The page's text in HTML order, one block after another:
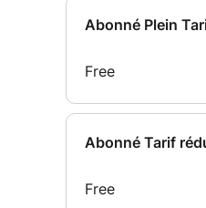
Abonné Plein
Free
Abonné Tarif
Free